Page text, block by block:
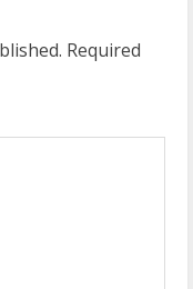
Required